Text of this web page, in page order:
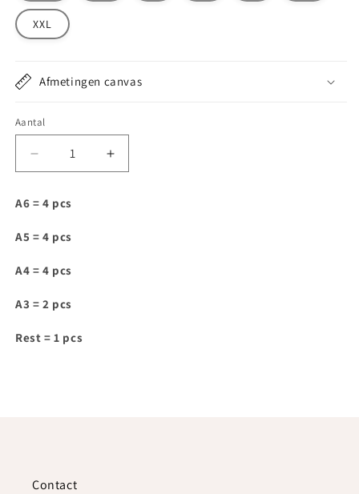
XXL
Afmetingen canvas
Aantal
Aantal
verlagen
WTS004
Aantal
verhogen
A6 = 4 pcs
A5 = 4 pcs
A4 = 4 pcs
A3 = 2 pcs
Rest = 1 pcs
Contact